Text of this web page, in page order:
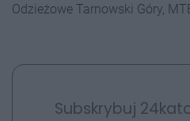
Odzieżowe Tarnowski Góry,
Subskrybuj